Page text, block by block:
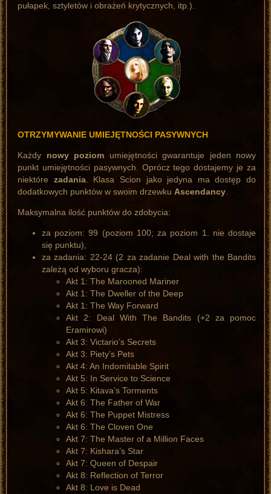
pułapek, sztyletów i obrażeń krytycznych, itp.).
OTRZYMYWANIE UMIEJĘTNOŚCI PASYWNYCH
Każdy nowy poziom umiejętności gwarantuje jeden nowy
punkt umiejętności pasywnych. Oprócz tego dostajemy je za
niektóre zadania. Klasa Scion jako jedyna ma dostęp do
dodatkowych punktów w swoim drzewku Ascendancy.
Maksymalna ilość punktów do zdobycia:
za poziom: 99 (poziom 100; za poziom 1. nie dostaje
się punktu),
za zadania: 22-24 (2 za zadanie Deal with the Bandits
zależą od wyboru gracza):
Akt 1: The Marooned Mariner
Akt 1: The Dweller of the Deep
Akt 1: The Way Forward
Akt 2: Deal With The Bandits (+2 za pomoc
Eramirowi)
Akt 3: Victario’s Secrets
Akt 3: Piety’s Pets
Akt 4: An Indomitable Spirit
Akt 5: In Service to Science
Akt 5: Kitava’s Torments
Akt 6: The Father of War
Akt 6: The Puppet Mistress
Akt 6: The Cloven One
Akt 7: The Master of a Million Faces
Akt 7: Kishara’s Star
Akt 7: Queen of Despair
Akt 8: Reflection of Terror
Akt 8: Love is Dead